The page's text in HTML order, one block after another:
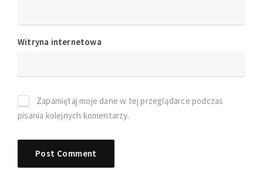
Witryna internetowa
Zapamiętaj moje dane w tej przeglądarce podczas
pisania kolejnych komentarzy.